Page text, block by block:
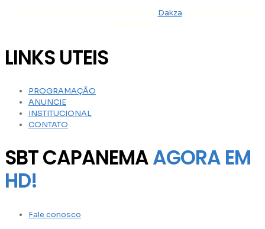
Dakza
LINKS UTEIS
PROGRAMAÇÃO
ANUNCIE
INSTITUCIONAL
CONTATO
SBT CAPANEMAAGORA EM
HD!
Fale conosco